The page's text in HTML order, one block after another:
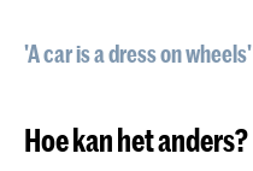
'A car is a dress on wheels'
Hoe kan het anders?